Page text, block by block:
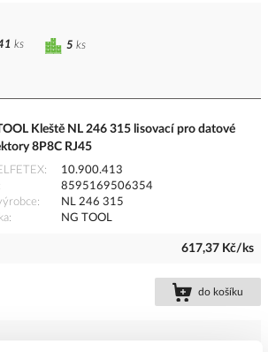
5 ks
ks
Kleště NL 246 315 lisovací pro datové
8P8C RJ45
10.900.413
8595169506354
NL 246 315
NG TOOL
617,37 Kč/ks
do košíku